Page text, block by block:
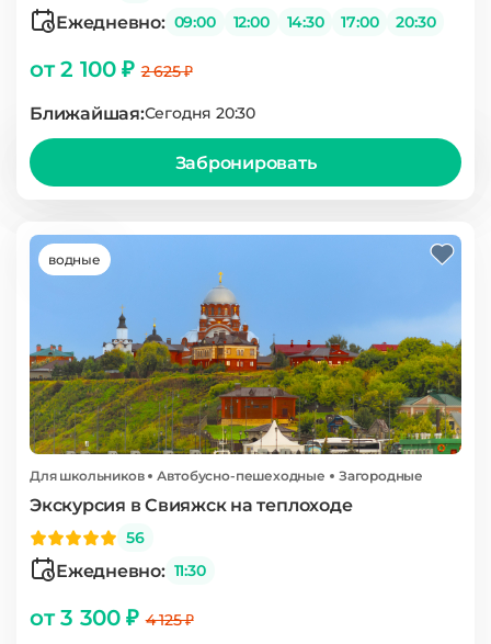
Ежедневно: 09:00 12:00 14:30 17:00 20:30
от 2 100 ₽2 625 ₽
Ближайшая:Сегодня 20:30
Забронировать
водные
Для школьников Автобусно-пешеходные Загородные
Экскурсия в Свияжск на теплоходе
56
Ежедневно: 11:30
от 3 300 ₽4 125 ₽